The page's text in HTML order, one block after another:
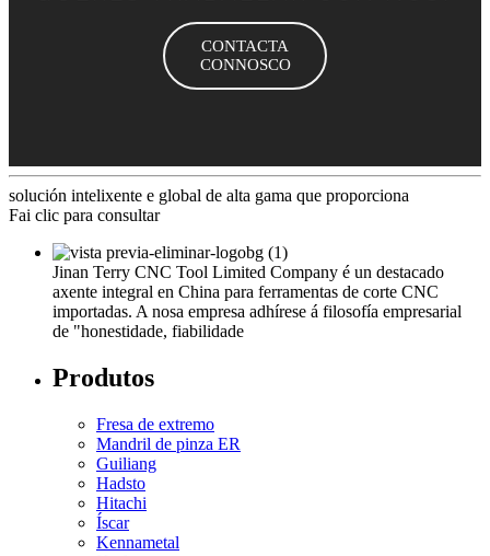
CONTACTA
CONNOSCO
solución intelixente e global de alta gama que proporciona
Fai clic para consultar
Jinan Terry CNC Tool Limited Company é un destacado
axente integral en China para ferramentas de corte CNC
importadas. A nosa empresa adhírese á filosofía empresarial
de "honestidade, fiabilidade
Produtos
Fresa de extremo
Mandril de pinza ER
Guiliang
Hadsto
Hitachi
Íscar
Kennametal